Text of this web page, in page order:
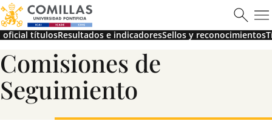
ICAI
Ver más
oficial títulosResultados e indicadoresSellos y reconocimientos
Comisiones de
Seguimiento